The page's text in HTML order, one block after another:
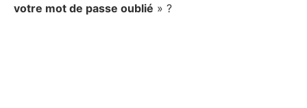
votre mot de passe oublié » ?